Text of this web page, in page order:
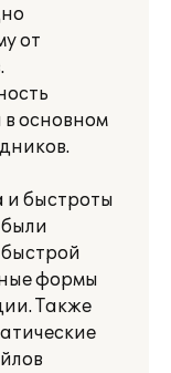
от
основном
и быстроты
формы
Также